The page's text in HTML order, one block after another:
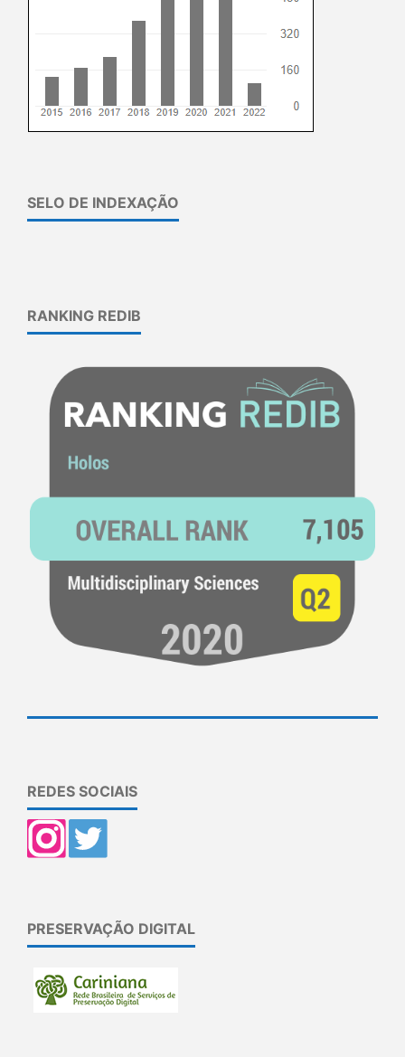
SELO DE INDEXAÇÃO
RANKING REDIB
REDES SOCIAIS
PRESERVAÇÃO DIGITAL